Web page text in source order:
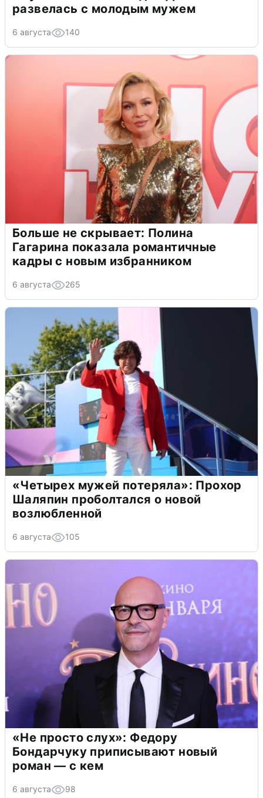
развелась с молодым мужем
6 августа 140
Больше не скрывает: Полина
Гагарина показала романтичные
кадры с новым избранником
6 августа 265
«Четырех мужей потеряла»: Прохор
Шаляпин проболтался о новой
возлюбленной
6 августа 105
«Не просто слух»: Федору
Бондарчуку приписывают новый
роман — с кем
6 августа 98